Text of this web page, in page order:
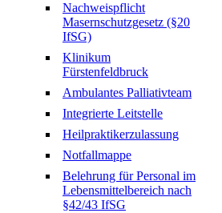
Nachweispflicht
Masernschutzgesetz (§20
IfSG)
Klinikum
Fürstenfeldbruck
Ambulantes Palliativteam
Integrierte Leitstelle
Heilpraktikerzulassung
Notfallmappe
Belehrung für Personal im
Lebensmittelbereich nach
§42/43 IfSG